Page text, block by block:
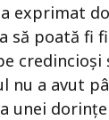
exprimat
să poată fi
a avut
unei dorințe